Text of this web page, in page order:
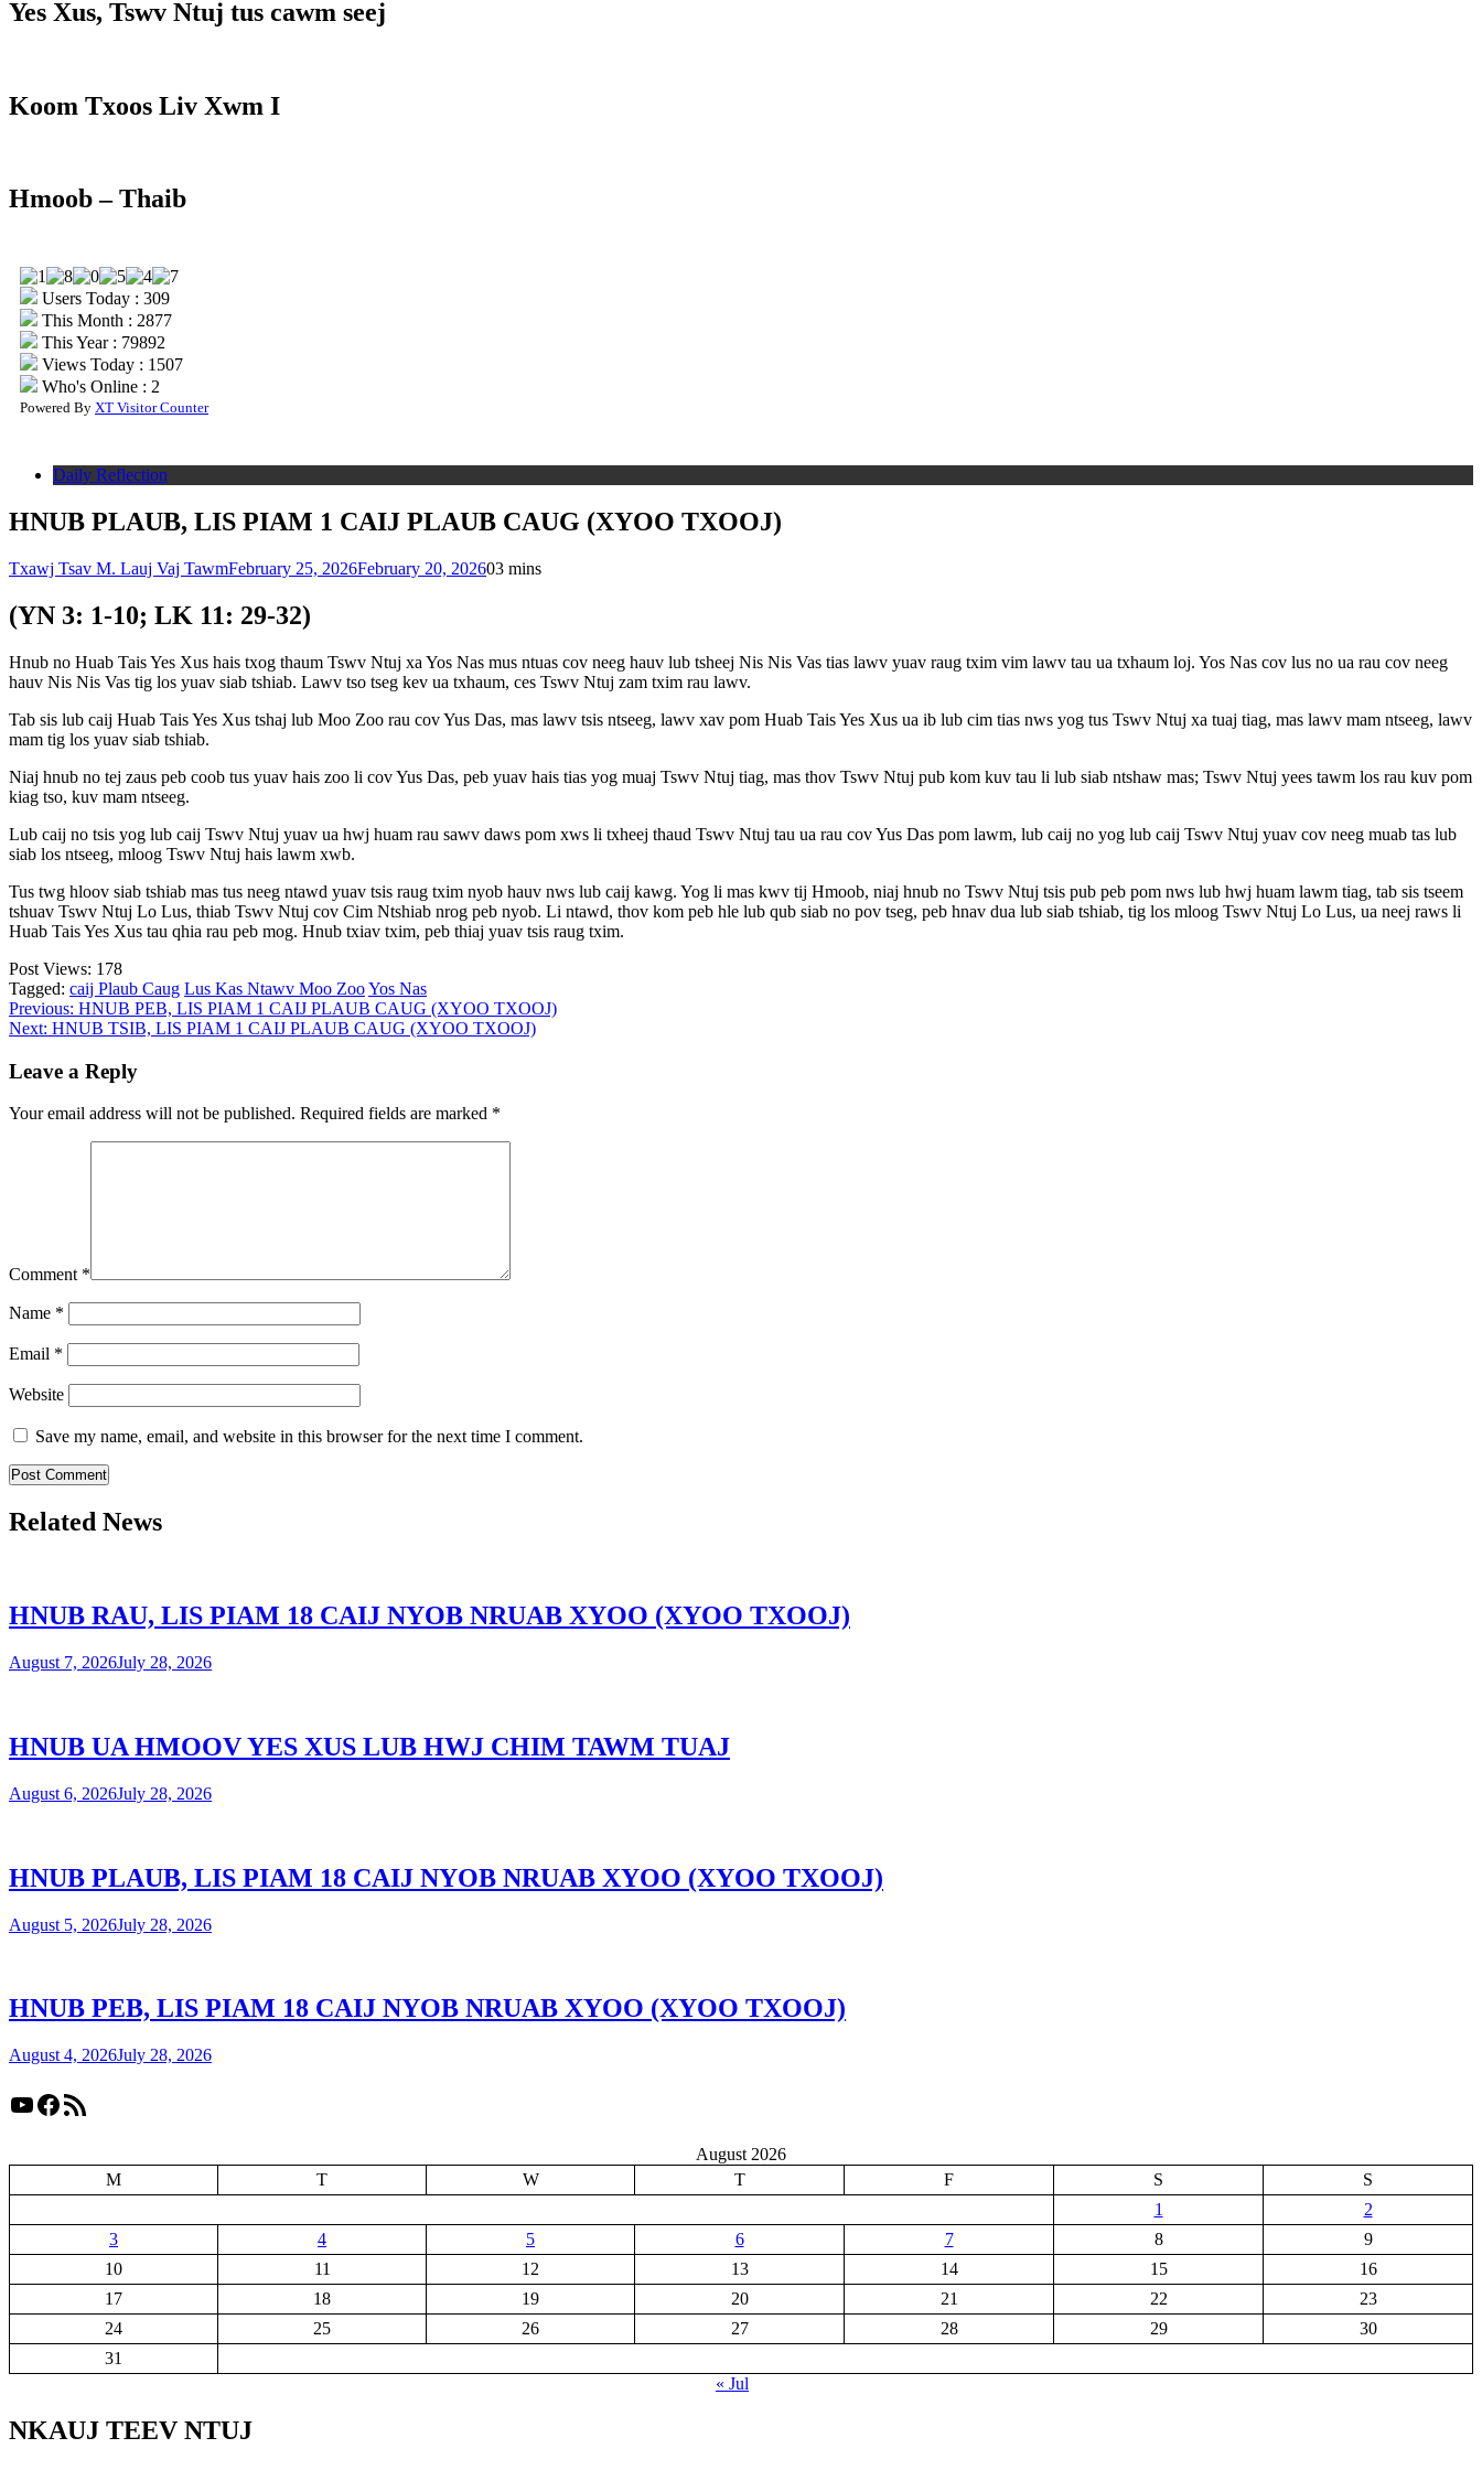
Yes Xus, Tswv Ntuj tus cawm seej
Koom Txoos Liv Xwm I
Hmoob – Thaib
Users Today : 309
This Month : 2877
This Year : 79892
Views Today : 1507
Who's Online : 2
Powered By XT Visitor Counter
Daily Reflection
HNUB PLAUB, LIS PIAM 1 CAIJ PLAUB CAUG (XYOO TXOOJ)
Txawj Tsav M. Lauj Vaj TawmFebruary 25, 2026February 20, 202603 mins
(YN 3: 1-10; LK 11: 29-32)
Hnub no Huab Tais Yes Xus hais txog thaum Tswv Ntuj xa Yos Nas mus ntuas cov neeg hauv lub tsheej Nis Nis Vas tias lawv yuav raug txim vim lawv tau ua txhaum loj. Yos Nas cov lus no ua rau cov neeg
hauv Nis Nis Vas tig los yuav siab tshiab. Lawv tso tseg kev ua txhaum, ces Tswv Ntuj zam txim rau lawv.
Tab sis lub caij Huab Tais Yes Xus tshaj lub Moo Zoo rau cov Yus Das, mas lawv tsis ntseeg, lawv xav pom Huab Tais Yes Xus ua ib lub cim tias nws yog tus Tswv Ntuj xa tuaj tiag, mas lawv mam ntseeg, lawv
mam tig los yuav siab tshiab.
Niaj hnub no tej zaus peb coob tus yuav hais zoo li cov Yus Das, peb yuav hais tias yog muaj Tswv Ntuj tiag, mas thov Tswv Ntuj pub kom kuv tau li lub siab ntshaw mas; Tswv Ntuj yees tawm los rau kuv pom
kiag tso, kuv mam ntseeg.
Lub caij no tsis yog lub caij Tswv Ntuj yuav ua hwj huam rau sawv daws pom xws li txheej thaud Tswv Ntuj tau ua rau cov Yus Das pom lawm, lub caij no yog lub caij Tswv Ntuj yuav cov neeg muab tas lub
siab los ntseeg, mloog Tswv Ntuj hais lawm xwb.
Tus twg hloov siab tshiab mas tus neeg ntawd yuav tsis raug txim nyob hauv nws lub caij kawg. Yog li mas kwv tij Hmoob, niaj hnub no Tswv Ntuj tsis pub peb pom nws lub hwj huam lawm tiag, tab sis tseem
tshuav Tswv Ntuj Lo Lus, thiab Tswv Ntuj cov Cim Ntshiab nrog peb nyob. Li ntawd, thov kom peb hle lub qub siab no pov tseg, peb hnav dua lub siab tshiab, tig los mloog Tswv Ntuj Lo Lus, ua neej raws li
Huab Tais Yes Xus tau qhia rau peb mog. Hnub txiav txim, peb thiaj yuav tsis raug txim.
Post Views: 178
Tagged: caij Plaub Caug Lus Kas Ntawv Moo ZooYos Nas
Post
navigation
Previous: HNUB PEB, LIS PIAM 1 CAIJ PLAUB CAUG (XYOO TXOOJ)
Next: HNUB TSIB, LIS PIAM 1 CAIJ PLAUB CAUG (XYOO TXOOJ)
Leave a Reply
Your email address will not be published. Required fields are marked *
Comment *
Name *
Email *
Website
Save my name, email, and website in this browser for the next time I comment.
Related News
HNUB RAU, LIS PIAM 18 CAIJ NYOB NRUAB XYOO (XYOO TXOOJ)
August 7, 2026July 28, 2026
HNUB UA HMOOV YES XUS LUB HWJ CHIM TAWM TUAJ
August 6, 2026July 28, 2026
HNUB PLAUB, LIS PIAM 18 CAIJ NYOB NRUAB XYOO (XYOO TXOOJ)
August 5, 2026July 28, 2026
HNUB PEB, LIS PIAM 18 CAIJ NYOB NRUAB XYOO (XYOO TXOOJ)
August 4, 2026July 28, 2026
YouTube
Facebook
RSS Feed
August 2026
M
T W T F S
S
1
2
3
4 5 6 7 8
9
10
11 12 13 14 15
16
17
18 19 20 21 22
23
24
25 26 27 28 29
30
31
« Jul
NKAUJ TEEV NTUJ